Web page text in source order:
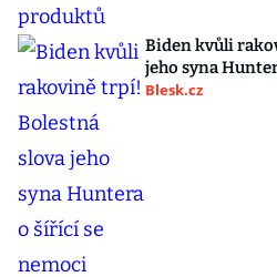
Biden kvůli
jeho syna
Blesk.cz